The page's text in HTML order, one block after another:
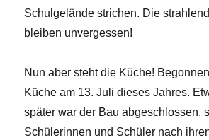
Schulgelände strichen. Die
bleiben unvergessen!
Nun aber steht die Küche!
Küche am 13. Juli dieses Jahres.
später war der Bau abgeschlossen,
Schülerinnen und Schüler nach